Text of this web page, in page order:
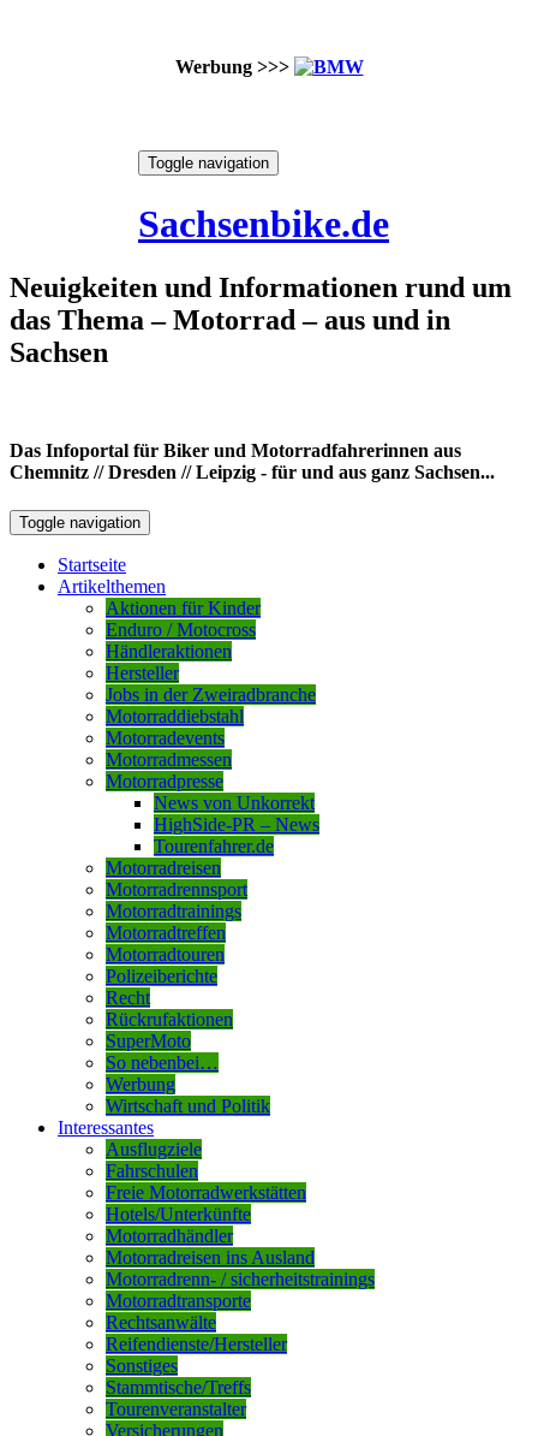
Werbung >>>
Toggle navigation
Sachsenbike.de
Neuigkeiten und Informationen rund um
das Thema – Motorrad – aus und in
Sachsen
Das Infoportal für Biker und Motorradfahrerinnen aus
Chemnitz // Dresden // Leipzig - für und aus ganz Sachsen...
Toggle navigation
Startseite
Artikelthemen
Aktionen für Kinder
Enduro / Motocross
Händleraktionen
Hersteller
Jobs in der Zweiradbranche
Motorraddiebstahl
Motorradevents
Motorradmessen
Motorradpresse
News von Unkorrekt
HighSide-PR – News
Tourenfahrer.de
Motorradreisen
Motorradrennsport
Motorradtrainings
Motorradtreffen
Motorradtouren
Polizeiberichte
Recht
Rückrufaktionen
SuperMoto
So nebenbei…
Werbung
Wirtschaft und Politik
Interessantes
Ausflugziele
Fahrschulen
Freie Motorradwerkstätten
Hotels/Unterkünfte
Motorradhändler
Motorradreisen ins Ausland
Motorradrenn- / sicherheitstrainings
Motorradtransporte
Rechtsanwälte
Reifendienste/Hersteller
Sonstiges
Stammtische/Treffs
Tourenveranstalter
Versicherungen